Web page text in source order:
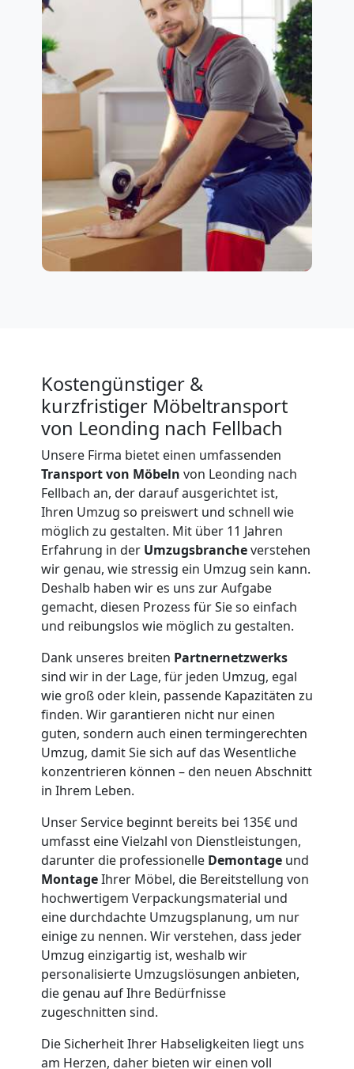
Kostengünstiger &
kurzfristiger Möbeltransport
von Leonding nach Fellbach
Unsere Firma bietet einen umfassenden
Transport von Möbeln von Leonding nach
Fellbach an, der darauf ausgerichtet ist,
Ihren Umzug so preiswert und schnell wie
möglich zu gestalten. Mit über 11 Jahren
Erfahrung in der Umzugsbrancheverstehen
wir genau, wie stressig ein Umzug sein kann.
Deshalb haben wir es uns zur Aufgabe
gemacht, diesen Prozess für Sie so einfach
und reibungslos wie möglich zu gestalten.
Dank unseres breiten Partnernetzwerks
sind wir in der Lage, für jeden Umzug, egal
wie groß oder klein, passende Kapazitäten zu
finden. Wir garantieren nicht nur einen
guten, sondern auch einen termingerechten
Umzug, damit Sie sich auf das Wesentliche
konzentrieren können – den neuen Abschnitt
in Ihrem Leben.
Unser Service beginnt bereits bei 135€ und
umfasst eine Vielzahl von Dienstleistungen,
darunter die professionelle Demontage und
MontageIhrer Möbel, die Bereitstellung von
hochwertigem Verpackungsmaterial und
eine durchdachte Umzugsplanung, um nur
einige zu nennen. Wir verstehen, dass jeder
Umzug einzigartig ist, weshalb wir
personalisierte Umzugslösungen anbieten,
die genau auf Ihre Bedürfnisse
zugeschnitten sind.
Die Sicherheit Ihrer Habseligkeiten liegt uns
am Herzen, daher bieten wir einen voll
Umzugshelfer
Leonding
Möbeltaxi
Leonding
Kleintransport
Leonding
Möbelmontage
Leonding